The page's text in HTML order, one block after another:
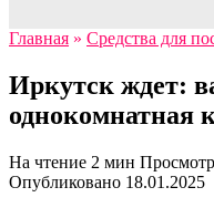
Главная » Средства для
Иркутск ждет:
однокомнатная
На чтение 2 мин
Опубликовано 18.01.2025